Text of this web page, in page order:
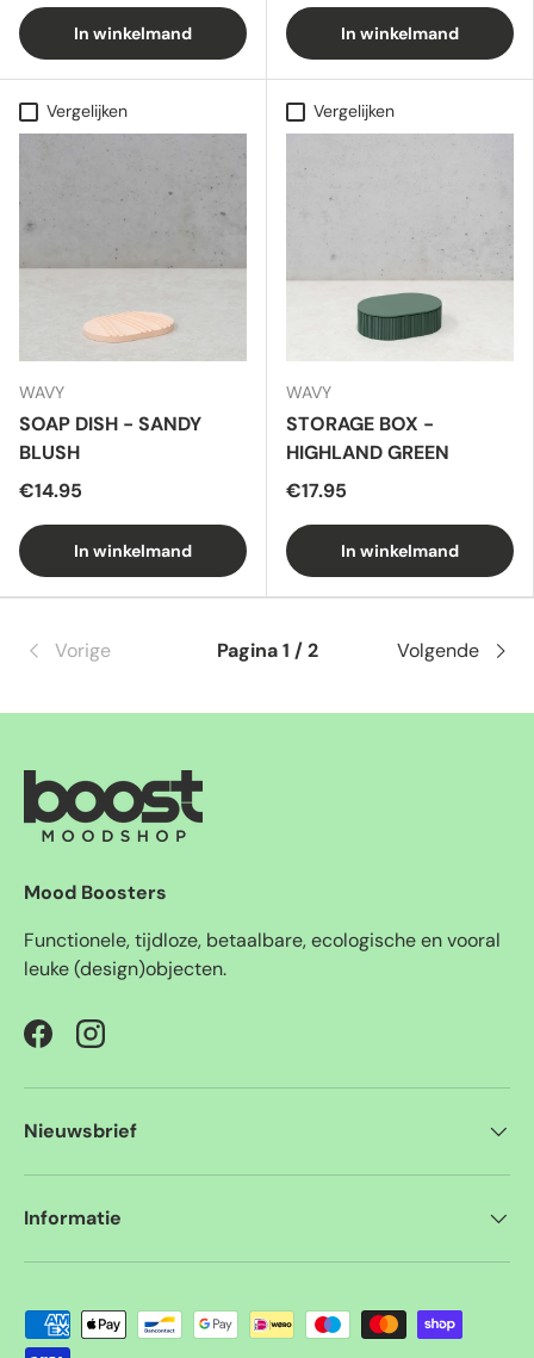
In winkelmand In winkelmand
Vergelijken
WAVY
SOAP DISH - SANDY
BLUSH
€14.95
In winkelmand
Vergelijken
WAVY
STORAGE BOX -
HIGHLAND GREEN
€17.95
In winkelmand
Vorige Pagina 1 / 2 Volgende
Mood Boosters
Functionele, tijdloze, betaalbare, ecologische en vooral
leuke (design)objecten.
FacebookInstagram
Nieuwsbrief
Informatie
Geaccepteerde betaalmethoden